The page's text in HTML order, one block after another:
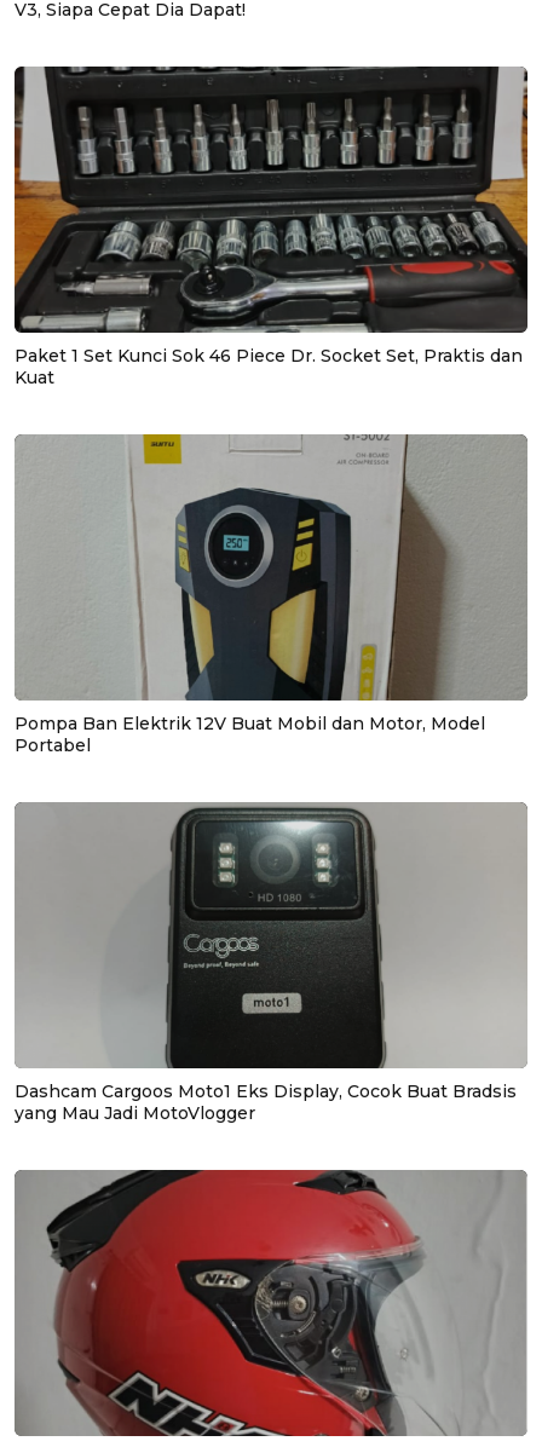
V3, Siapa Cepat Dia Dapat!
Paket 1 Set Kunci Sok 46 Piece Dr. Socket Set, Praktis dan
Kuat
Pompa Ban Elektrik 12V Buat Mobil dan Motor, Model
Portabel
Dashcam Cargoos Moto1 Eks Display, Cocok Buat Bradsis
yang Mau Jadi MotoVlogger